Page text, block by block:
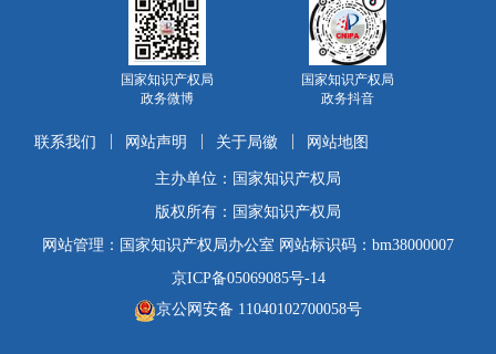
国家知识产权局
政务微博
国家知识产权局
政务抖音
联系我们 网站声明 关于局徽 网站地图
主办单位：国家知识产权局
版权所有：国家知识产权局
网站管理：国家知识产权局办公室 网站标识码：bm38000007
京ICP备05069085号-14
京公网安备 11040102700058号